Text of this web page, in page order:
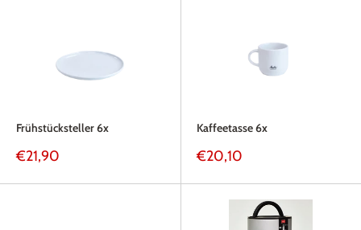
Frühstücksteller 6x
Sonderpreis
€21,90
Kaffeetasse 6x
Sonderpreis
€20,10